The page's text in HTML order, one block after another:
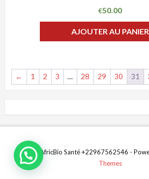
€50.00
AJOUTER AU PANIER
← 1 2 3 … 28 29 30 31
© 2024 AfricBio Santé +22967562546 -
Themes